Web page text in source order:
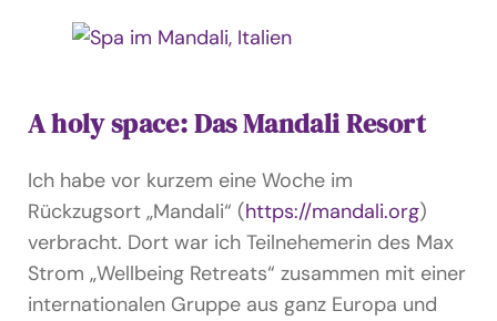
A holy space: Das Mandali Resort
Ich habe vor kurzem eine Woche im
Rückzugsort „Mandali“ (https://mandali.org)
verbracht. Dort war ich Teilnehemerin des Max
Strom „Wellbeing Retreats“ zusammen mit einer
internationalen Gruppe aus ganz Europa und